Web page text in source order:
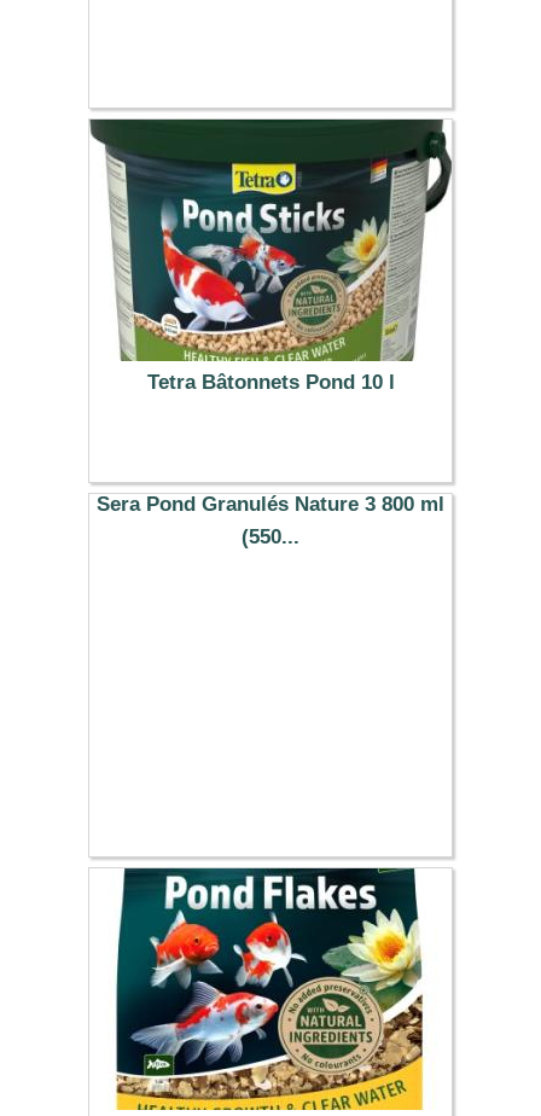
Tetra Bâtonnets Pond 10 l
43.57 €
Sera Pond Granulés Nature 3 800 ml
(550...